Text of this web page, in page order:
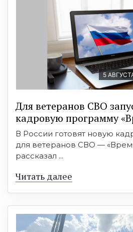
5
Для ветеранов СВО
кадровую программу
В России готовят новую
для ветеранов СВО —
рассказал ...
Читать далее